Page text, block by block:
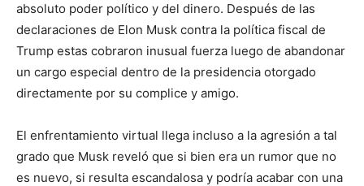
absoluto poder político y del dinero. Después de las
declaraciones de Elon Musk contra la política fiscal de
Trump estas cobraron inusual fuerza luego de abandonar
un cargo especial dentro de la presidencia otorgado
directamente por su complice y amigo.
El enfrentamiento virtual llega incluso a la agresión a tal
grado que Musk reveló que si bien era un rumor que no
es nuevo, si resulta escandalosa y podría acabar con una